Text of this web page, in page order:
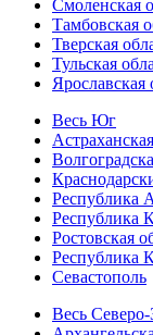
Смоленская
Тамбовская
Тверская
Тульская
Ярославская
Весь Юг
Республика
Республика
Ростовская
Республика
Севастополь
Весь Северо-